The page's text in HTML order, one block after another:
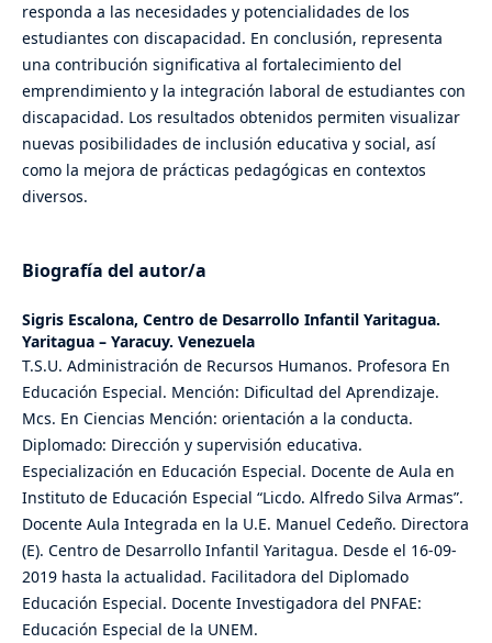
responda a las necesidades y potencialidades de los
estudiantes con discapacidad. En conclusión, representa
una contribución significativa al fortalecimiento del
emprendimiento y la integración laboral de estudiantes con
discapacidad. Los resultados obtenidos permiten visualizar
nuevas posibilidades de inclusión educativa y social, así
como la mejora de prácticas pedagógicas en contextos
diversos.
Biografía del autor/a
Sigris Escalona, Centro de Desarrollo Infantil Yaritagua.
Yaritagua – Yaracuy. Venezuela
T.S.U. Administración de Recursos Humanos. Profesora En
Educación Especial. Mención: Dificultad del Aprendizaje.
Mcs. En Ciencias Mención: orientación a la conducta.
Diplomado: Dirección y supervisión educativa.
Especialización en Educación Especial. Docente de Aula en
Instituto de Educación Especial “Licdo. Alfredo Silva Armas”.
Docente Aula Integrada en la U.E. Manuel Cedeño. Directora
(E). Centro de Desarrollo Infantil Yaritagua. Desde el 16-09-
2019 hasta la actualidad. Facilitadora del Diplomado
Educación Especial. Docente Investigadora del PNFAE:
Educación Especial de la UNEM.